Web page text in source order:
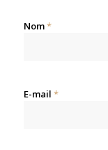
Nom*
E-mail *